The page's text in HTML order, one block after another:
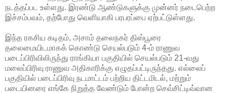
நடத்தப்பட உள்ளது. இரண்டு ஆண்டுகளுக்கு முன்னர் நடைபெற்ற
இச்‌சம்பவம், தற்போது வெளியாகி பரபரப்பை ஏற்பட்டுள்ளது.
இந்த ரகசிய கடிதம், அசாம் தலைநகர் திஸ்பூரை
தலைமையிடமாகக் கொண்டு செயல்படும் 4-ம் ராணுவ
படைப்பிரிவிலிருந்து ராங்கியா பகுதியில் செயல்படும் 21-வது
மலைப்பிரிவு ராணுவ அதிகாரிக்கு எழுதப்பட்டிருந்தது. எல்லைப்
பகுதியில் படைப்பிரிவு நடமாட்டம் பற்றிய திட்டமிடல், மற்றும்
படையினரை எங்கே நிறுத்த வேண்டும் போன்ற செவ்சிட்டிவ்வான